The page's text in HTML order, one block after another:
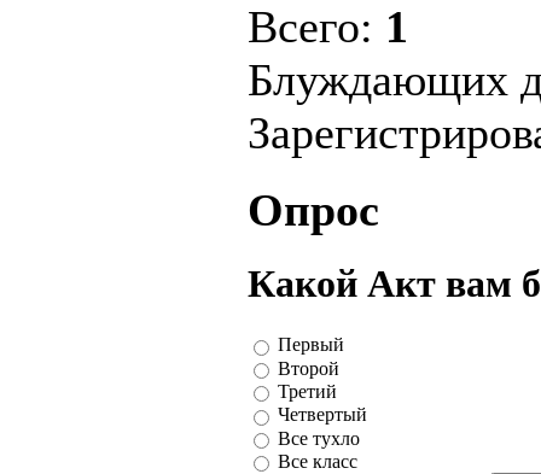
Всего: 1
Блуждающих
Опрос
Какой Акт вам
Первый
Второй
Третий
Четвертый
Все тухло
Все класс